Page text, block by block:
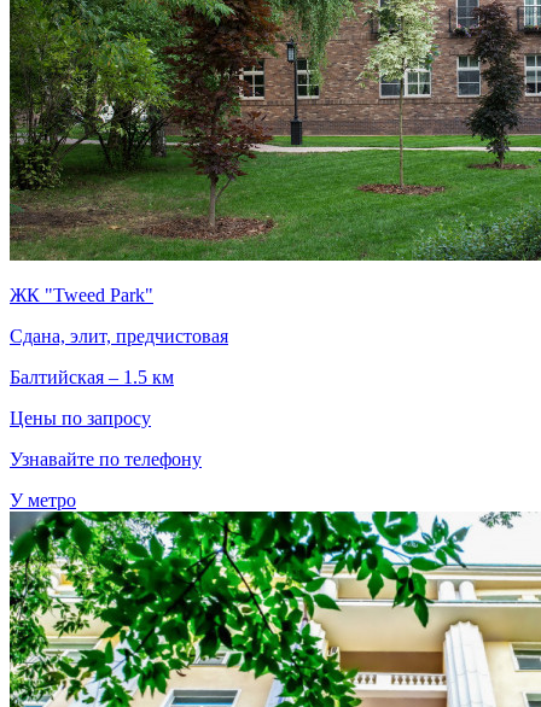
ЖК "Tweed Park"
Сдана, элит, предчистовая
Балтийская – 1.5 км
Цены по запросу
Узнавайте по телефону
У метро